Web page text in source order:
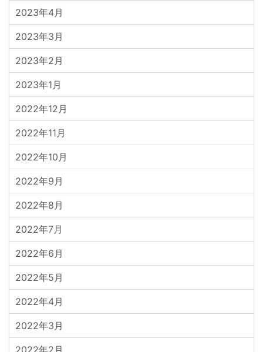
2023年4月
2023年3月
2023年2月
2023年1月
2022年12月
2022年11月
2022年10月
2022年9月
2022年8月
2022年7月
2022年6月
2022年5月
2022年4月
2022年3月